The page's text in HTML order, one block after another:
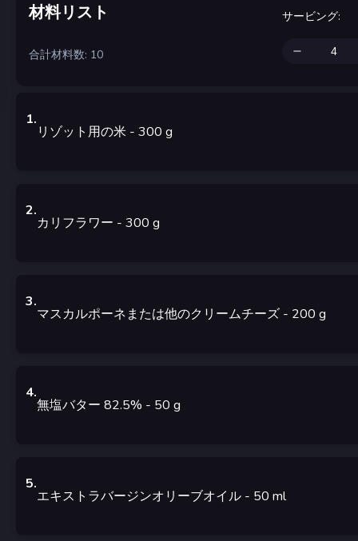
材料リスト
合計材料数: 10
サービング:
1.
リゾット用の米 - 300 g
2.
カリフラワー - 300 g
3.
マスカルポーネまたは他のクリームチーズ - 200 g
4.
無塩バター 82.5% - 50 g
5.
エキストラバージンオリーブオイル - 50 ml